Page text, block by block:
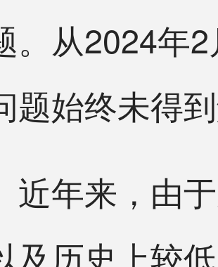
。从2024年
题始终未得
年来，由于
及历史上较